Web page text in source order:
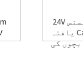
24V موٹر کار کا لائسنس
یافتہ Can-Am Marverick
بچوں کی UTV KDCA001 پر